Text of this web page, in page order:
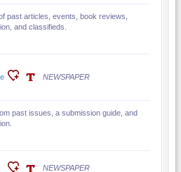
past articles, events, book reviews,
and classifieds.
NEWSPAPER
past issues, a submission guide, and
NEWSPAPER